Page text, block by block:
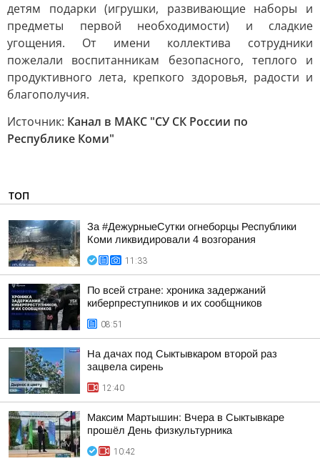
детям подарки (игрушки, развивающие наборы и
предметы первой необходимости) и сладкие
угощения. От имени коллектива сотрудники
пожелали воспитанникам безопасного, теплого и
продуктивного лета, крепкого здоровья, радости и
благополучия.
Источник: Канал в МАКС "СУ СК России по
Республике Коми"
ТОП
За #ДежурныеСутки огнеборцы Республики
Коми ликвидировали 4 возгорания
11:33
По всей стране: хроника задержаний
киберпреступников и их сообщников
08:51
На дачах под Сыктывкаром второй раз
зацвела сирень
12:40
Максим Мартышин: Вчера в Сыктывкаре
прошёл День физкультурника
10:42